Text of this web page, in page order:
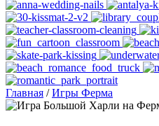
Главная / Игры Ферма